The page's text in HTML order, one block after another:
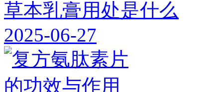
草本乳膏用处是什么
2025-06-27